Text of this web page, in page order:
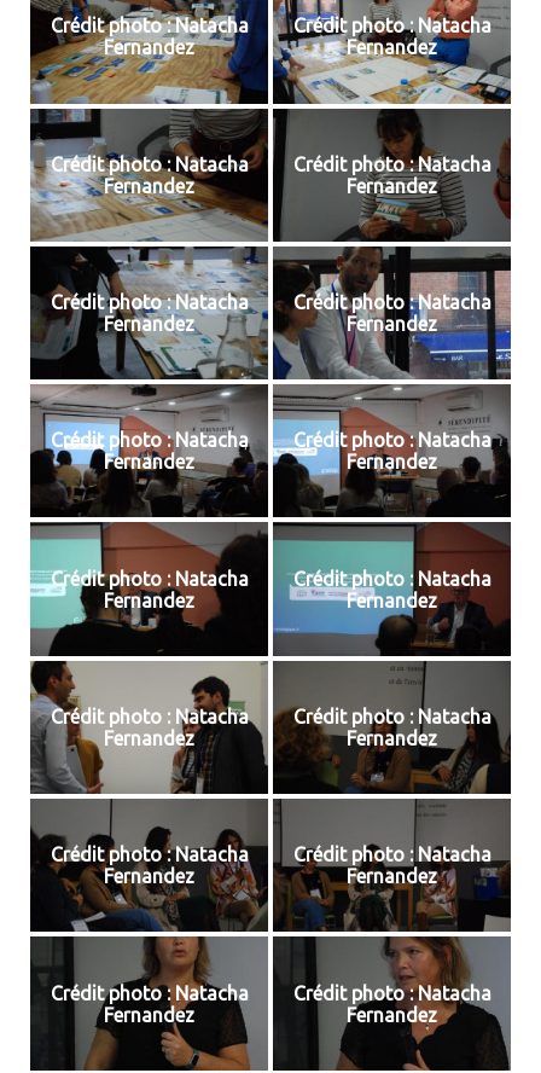
Crédit photo : Natacha
Fernandez
Crédit photo : Natacha
Fernandez
Crédit photo : Natacha
Fernandez
Crédit photo : Natacha
Fernandez
Crédit photo : Natacha
Fernandez
Crédit photo : Natacha
Fernandez
Crédit photo : Natacha
Fernandez
Crédit photo : Natacha
Fernandez
Crédit photo : Natacha
Fernandez
Crédit photo : Natacha
Fernandez
Crédit photo : Natacha
Fernandez
Crédit photo : Natacha
Fernandez
Crédit photo : Natacha
Fernandez
Crédit photo : Natacha
Fernandez
Crédit photo : Natacha
Fernandez
Crédit photo : Natacha
Fernandez